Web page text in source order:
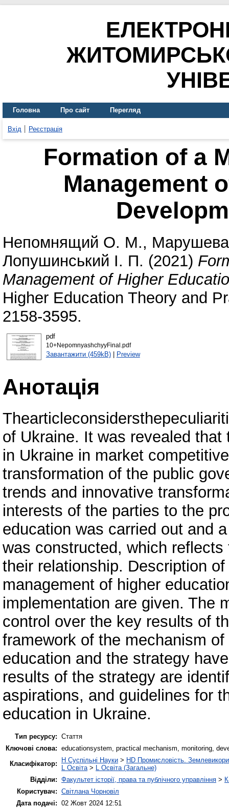
Головна Про сайт Перегляд
Вхід Реєстрація
Formation of a
Management
Непомнящий О. М.,
Лопушинський І. П. (2021)
Management of Higher
Higher Education Theory and
2158-3595.
pdf
10+NepomnyashchyyFinal.pdf
Завантажити (459kB)| Preview
Анотація
of Ukraine. It was revealed
in Ukraine in market
transformation of the public
trends and innovative
interests of the parties to the
education was carried out and
was constructed, which
their relationship. Description
management of higher
implementation are given. The
control over the key results of
framework of the mechanism
education and the strategy
results of the strategy are
aspirations, and guidelines for
education in Ukraine.
Тип ресурсу: Стаття
Ключові слова: educationsystem, practical mechanism, monitoring,
Класифікатор:
H Суспільні Науки > HD Промисловість.
L Освіта > L Освіта (Загальне)
Відділи: Факультет історії, права та публічного управління >
Користувач: Світлана Чорновіл
Дата подачі: 02 Жовт 2024 12:51